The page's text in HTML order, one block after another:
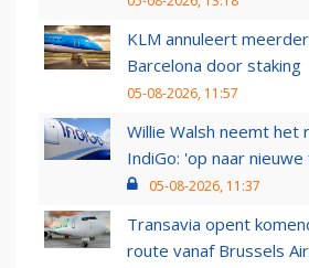
KLM annuleert
Barcelona door staking
05-08-2026, 11:57
Willie Walsh neemt het
IndiGo: 'op naar
05-08-2026, 11:37
Transavia opent
route vanaf Brussels